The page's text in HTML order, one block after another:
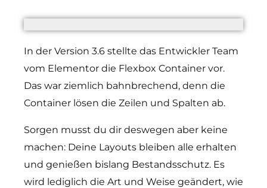
In der Version 3.6 stellte das Entwickler Team
vom Elementor die Flexbox Container vor.
Das war ziemlich bahnbrechend, denn die
Container lösen die Zeilen und Spalten ab.
Sorgen musst du dir deswegen aber keine
machen: Deine Layouts bleiben alle erhalten
und genießen bislang Bestandsschutz. Es
wird lediglich die Art und Weise geändert, wie